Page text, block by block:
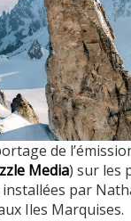
de
Media) sur les
installées par
Iles Marquises.